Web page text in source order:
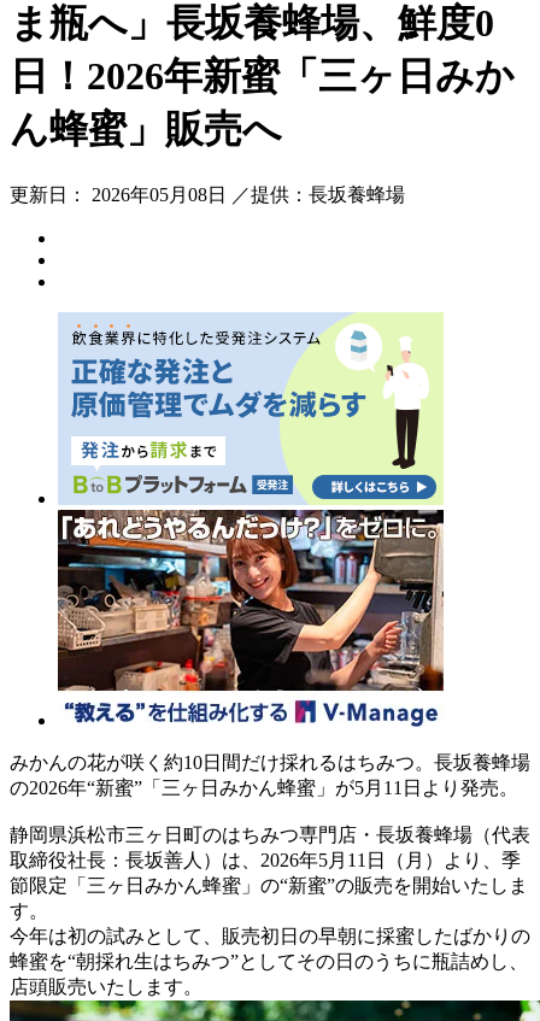
ま瓶へ」長坂養蜂場、鮮度0
日！2026年新蜜「三ヶ日みか
ん蜂蜜」販売へ
更新日： 2026年05月08日 ／提供：長坂養蜂場
みかんの花が咲く約10日間だけ採れるはちみつ。長坂養蜂場
の2026年“新蜜”「三ヶ日みかん蜂蜜」が5月11日より発売。
静岡県浜松市三ヶ日町のはちみつ専門店・長坂養蜂場（代表
取締役社長：長坂善人）は、2026年5月11日（月）より、季
節限定「三ヶ日みかん蜂蜜」の“新蜜”の販売を開始いたしま
す。
今年は初の試みとして、販売初日の早朝に採蜜したばかりの
蜂蜜を“朝採れ生はちみつ”としてその日のうちに瓶詰めし、
店頭販売いたします。